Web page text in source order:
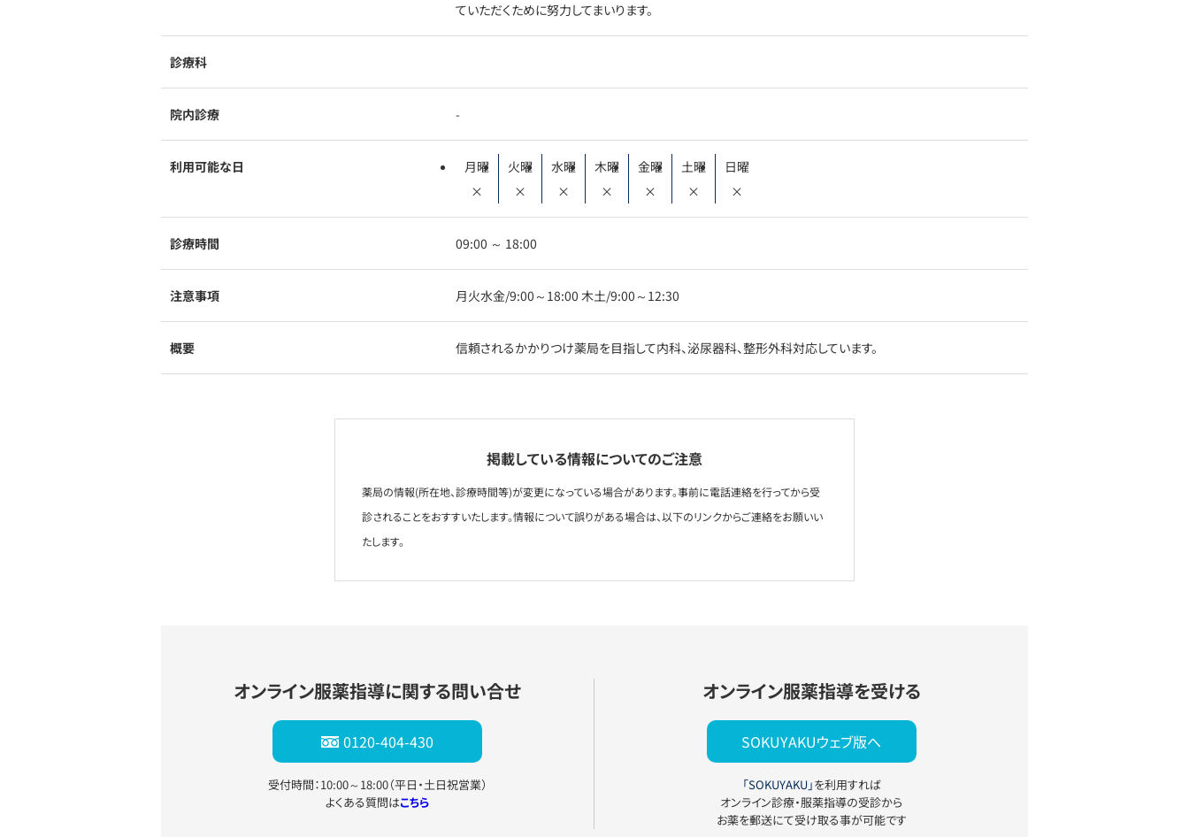
ていただくために努力してまいります。
診療科
院内診療 -
利用可能な日
月曜
×
火曜
×
水曜
×
木曜
×
金曜
×
土曜
×
日曜
×
診療時間 09:00 ～ 18:00
注意事項 月火水金/9:00～18:00 木土/9:00～12:30
概要 信頼されるかかりつけ薬局を目指して内科、泌尿器科、整形外科対応しています。
掲載している情報についてのご注意
薬局の情報(所在地、診療時間等)が変更になっている場合があります。事前に電話連絡を行ってから受
診されることをおすすいたします。情報について誤りがある場合は、以下のリンクからご連絡をお願いい
たします。
オンライン服薬指導に関する問い合せ
0120-404-430
受付時間：10:00～18:00（平日・土日祝営業）
よくある質問はこちら
オンライン服薬指導を受ける
SOKUYAKUウェブ版へ
「SOKUYAKU」を利用すれば
オンライン診療・服薬指導の受診から
お薬を郵送にて受け取る事が可能です